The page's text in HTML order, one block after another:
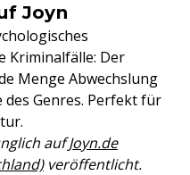
Joyn
Kriminalfälle: Der
Menge Abwechslung
Genres. Perfekt für
aufJoyn.de
veröffentlicht.